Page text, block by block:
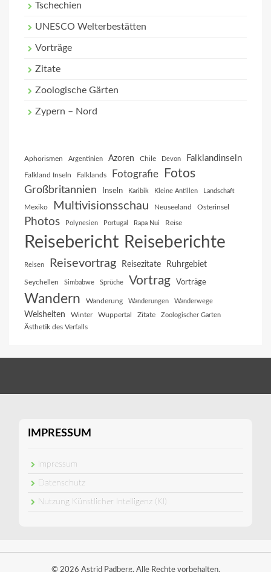
Tschechien
UNESCO Welterbestätten
Vorträge
Zitate
Zoologische Gärten
Zypern – Nord
Aphorismen Argentinien Azoren Chile Devon Falklandinseln
Falkland Inseln Falklands Fotografie Fotos
Großbritannien Inseln Karibik Kleine Antillen Landschaft
Mexiko Multivisionsschau Neuseeland Osterinsel
Photos Polynesien Portugal Rapa Nui Reise
Reisebericht Reiseberichte
Reisen Reisevortrag Reisezitate Ruhrgebiet
Seychellen Simbabwe Sprüche Vortrag Vorträge
Wandern Wanderung Wanderungen Wanderwege
Weisheiten Winter Wuppertal Zitate Zoologischer Garten
Ästhetik des Verfalls
IMPRESSUM
Impressum
Datenschutz
Nutzung Künstlicher Intelligenz (KI)
© 2026 Astrid Padberg. Alle Rechte vorbehalten.